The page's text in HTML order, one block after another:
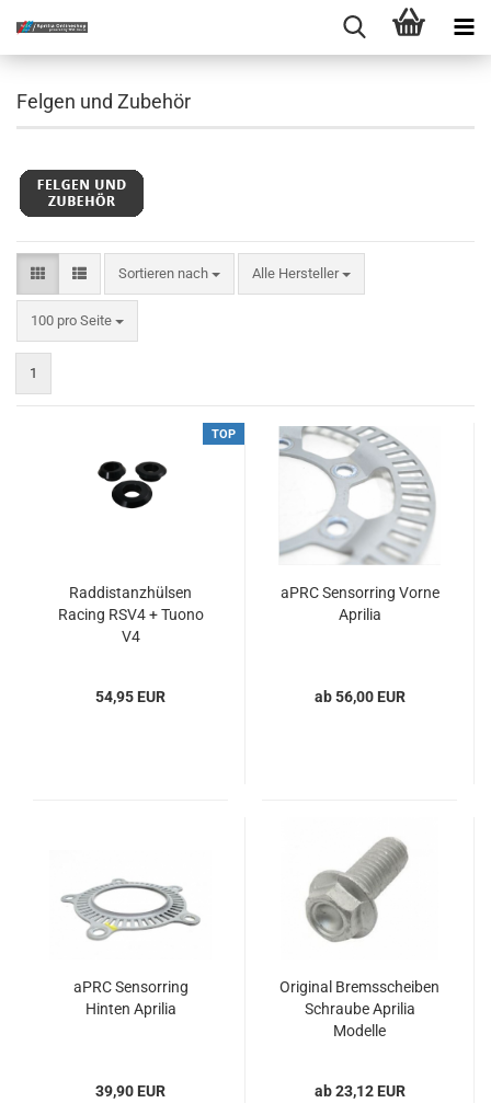
Felgen und Zubehör
Sortieren nach
Sortieren nach Alle Hersteller
100 pro Seite
pro Seite
1
TOP
Raddistanzhülsen
Racing RSV4 + Tuono
V4
54,95 EUR
aPRC Sensorring Vorne
Aprilia
ab 56,00 EUR
aPRC Sensorring
Hinten Aprilia
39,90 EUR
Original Bremsscheiben
Schraube Aprilia
Modelle
ab 23,12 EUR